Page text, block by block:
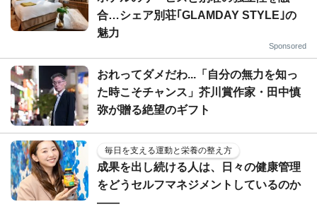
合…シェア別荘｢GLAMDAY STYLE｣の
魅力
Sponsored
おれってダメだわ...「自分の無力を知っ
た時こそチャンス」芥川賞作家・田中慎
弥が贈る絶望のギフト
毎日を支える運動と栄養の整え方
成果を出し続ける人は、日々の健康管理
をどうセルフマネジメントしているのか
——